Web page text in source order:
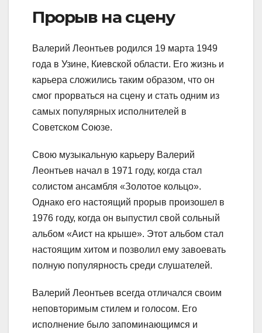
Прорыв на сцену
Валерий Леонтьев родился 19 марта 1949
года в Узине, Киевской области. Его жизнь и
карьера сложились таким образом, что он
смог прорваться на сцену и стать одним из
самых популярных исполнителей в
Советском Союзе.
Свою музыкальную карьеру Валерий
Леонтьев начал в 1971 году, когда стал
солистом ансамбля «Золотое кольцо».
Однако его настоящий прорыв произошел в
1976 году, когда он выпустил свой сольный
альбом «Аист на крыше». Этот альбом стал
настоящим хитом и позволил ему завоевать
полную популярность среди слушателей.
Валерий Леонтьев всегда отличался своим
неповторимым стилем и голосом. Его
исполнение было запоминающимся и